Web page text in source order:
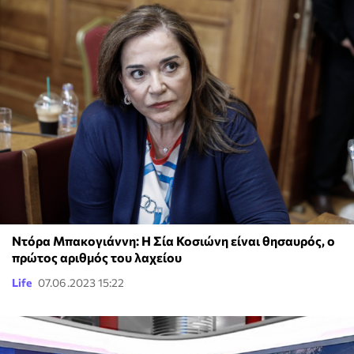
Ντόρα Μπακογιάννη: Η Σία Κοσιώνη είναι θησαυρός, ο
πρώτος αριθμός του λαχείου
Life 07.06.2023 15:22